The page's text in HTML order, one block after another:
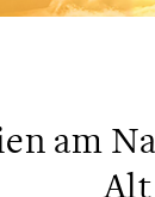
am